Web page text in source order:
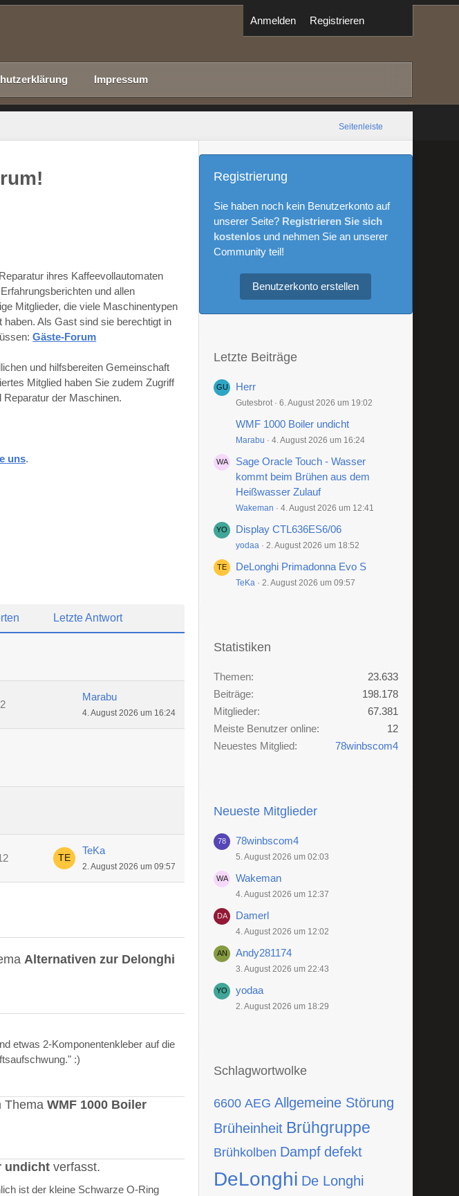
Anmelden Registrieren
Impressum
Seitenleiste
ihres Kaffeevollautomaten
und allen
Mitglieder, die viele Maschinentypen
Als Gast sind sie berechtigt in
Gäste-Forum
und hilfsbereiten Gemeinschaft
Mitglied haben Sie zudem Zugriff
der Maschinen.
uns.
Letzte Antwort
2
Marabu
4. August 2026 um 16:24
TeKa
2. August 2026 um 09:57
Alternativen zur Delonghi
etwas 2-Komponentenkleber auf die
:)
ThemaWMF 1000 Boiler
undicht verfasst.
ist der kleine Schwarze O-Ring
Registrierung
Sie haben noch kein Benutzerkonto auf
unserer Seite? Registrieren Sie sich
kostenlosund nehmen Sie an unserer
Community teil!
Benutzerkonto erstellen
Letzte Beiträge
Herr
Gutesbrot 6. August 2026 um 19:02
WMF 1000 Boiler undicht
Marabu 4. August 2026 um 16:24
Sage Oracle Touch - Wasser
kommt beim Brühen aus dem
Heißwasser Zulauf
Wakeman 4. August 2026 um 12:41
Display CTL636ES6/06
yodaa 2. August 2026 um 18:52
DeLonghi Primadonna Evo S
TeKa 2. August 2026 um 09:57
Statistiken
Themen
23.633
Beiträge
198.178
Mitglieder
67.381
Meiste Benutzer online
12
Neuestes Mitglied
78winbscom4
Neueste Mitglieder
78winbscom4
5. August 2026 um 02:03
Wakeman
4. August 2026 um 12:37
Damerl
4. August 2026 um 12:02
Andy281174
3. August 2026 um 22:43
yodaa
2. August 2026 um 18:29
Schlagwortwolke
6600 AEG Allgemeine Störung
Brüheinheit Brühgruppe
Brühkolben Dampf defekt
DeLonghi De Longhi